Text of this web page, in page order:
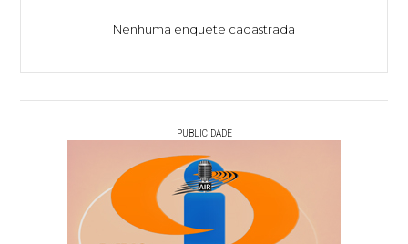
Nenhuma enquete cadastrada
PUBLICIDADE